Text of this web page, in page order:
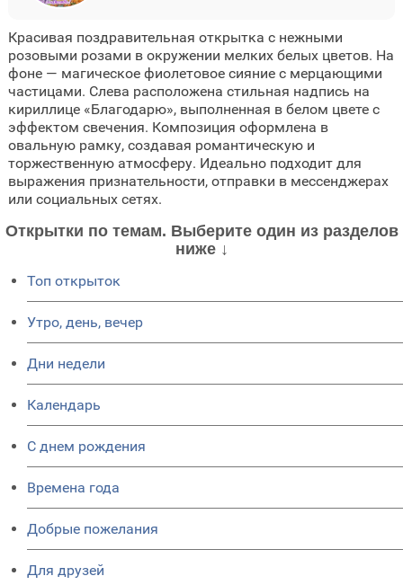
Красивая поздравительная открытка с нежными
розовыми розами в окружении мелких белых цветов. На
фоне — магическое фиолетовое сияние с мерцающими
частицами. Слева расположена стильная надпись на
кириллице «Благодарю», выполненная в белом цвете с
эффектом свечения. Композиция оформлена в
овальную рамку, создавая романтическую и
торжественную атмосферу. Идеально подходит для
выражения признательности, отправки в мессенджерах
или социальных сетях.
Открытки по темам. Выберите один из разделов
ниже ↓
Топ открыток
Утро, день, вечер
Дни недели
Календарь
C днем рождения
Времена года
Добрые пожелания
Для друзей